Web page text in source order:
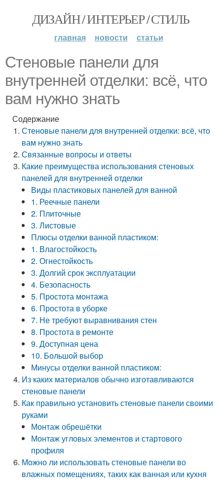
ДИЗАЙН / ИНТЕРЬЕР / СТИЛЬ
главная новости статьи
Стеновые панели для
внутренней отделки: всё, что
вам нужно знать
Содержание
Стеновые панели для внутренней отделки: всё, что
вам нужно знать
Связанные вопросы и ответы
Какие преимущества использования стеновых
панелей для внутренней отделки
Виды пластиковых панелей для ванной
1. Реечные панели
2. Плиточные
3. Листовые
Плюсы отделки ванной пластиком:
1. Влагостойкость
2. Огнестойкость
3. Долгий срок эксплуатации
4. Безопасность
5. Простота монтажа
6. Простота в уборке
7. Не требуют выравнивания стен
8. Простота в ремонте
9. Доступная цена
10. Большой выбор
Минусы отделки ванной пластиком:
Из каких материалов обычно изготавливаются
стеновые панели
Как правильно установить стеновые панели своими
руками
Монтаж обрешётки
Монтаж угловых элементов и стартового
профиля
Можно ли использовать стеновые панели во
влажных помещениях, таких как ванная или кухня